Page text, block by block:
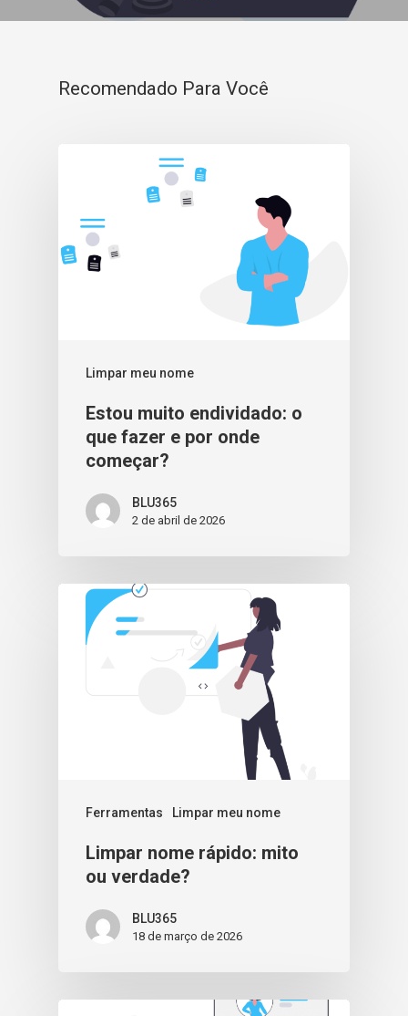
Recomendado Para Você
Limpar meu nome
Estou muito endividado: o
que fazer e por onde
começar?
BLU365
2 de abril de 2026
Ferramentas Limpar meu nome
Limpar nome rápido: mito
ou verdade?
BLU365
18 de março de 2026